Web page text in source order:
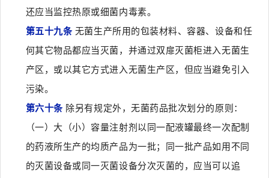
还应当监控热原或细菌内毒素。
第五十九条无菌生产所用的包装材料、容器、设备和任
何其它物品都应当灭菌，并通过双扉灭菌柜进入无菌生
产区，或以其它方式进入无菌生产区，但应当避免引入
污染。
第六十条除另有规定外，无菌药品批次划分的原则：
（一）大（小）容量注射剂以同一配液罐最终一次配制
的药液所生产的均质产品为一批；同一批产品如用不同
的灭菌设备或同一灭菌设备分次灭菌的，应当可以追